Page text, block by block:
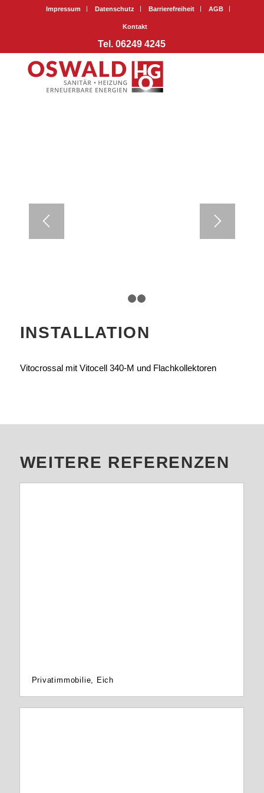
Impressum Datenschutz Barrierefreiheit AGB
Kontakt
Tel. 06249 4245
INSTALLATION
Vitocrossal mit Vitocell 340-M und Flachkollektoren
WEITERE REFERENZEN
Privatimmobilie, Eich